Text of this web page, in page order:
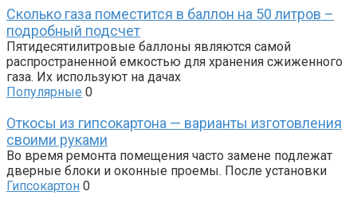
Сколько газа поместится в баллон на 50 литров –
подробный подсчет
Пятидесятилитровые баллоны являются самой
распространенной емкостью для хранения сжиженного
газа. Их используют на дачах
Популярные 0
Откосы из гипсокартона — варианты изготовления
своими руками
Во время ремонта помещения часто замене подлежат
дверные блоки и оконные проемы. После установки
Гипсокартон 0